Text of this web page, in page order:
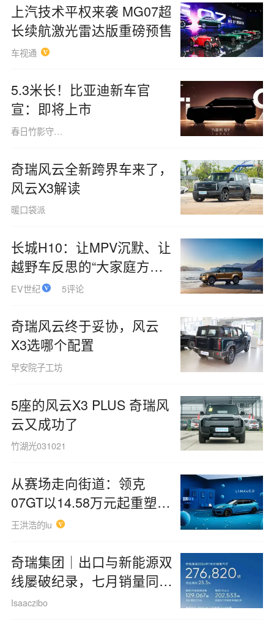
上汽技术平权来袭 MG07超
长续航激光雷达版重磅预售
车视通
5.3米长！比亚迪新车官
宣：即将上市
春日竹影守夜岛主
奇瑞风云全新跨界车来了，
风云X3解读
暖口袋派
长城H10：让MPV沉默、让
越野车反思的“大家庭方盒
子”
EV世纪 5评论
奇瑞风云终于妥协，风云
X3选哪个配置
早安院子工坊
5座的风云X3 PLUS 奇瑞风
云又成功了
竹湖光031021
从赛场走向街道：领克
07GT以14.58万元起重塑旅
行车
王洪浩的lu
奇瑞集团｜出口与新能源双
线屡破纪录，七月销量同比
攀升23%
Isaaczibo